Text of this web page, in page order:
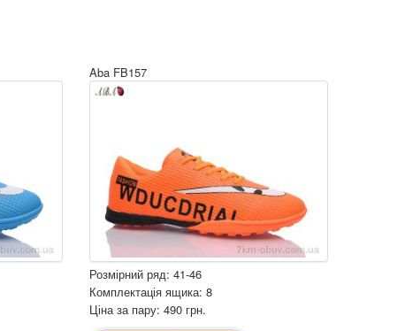
Aba FB157
Розмірний ряд: 41-46
Комплектація ящика: 8
Ціна за пару: 490 грн.